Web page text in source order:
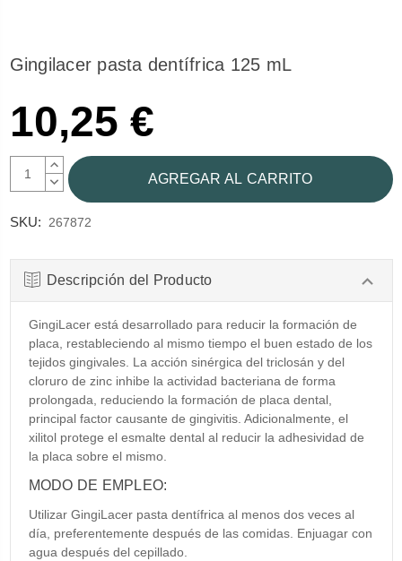
Gingilacer pasta dentífrica 125 mL
10,25 €
AUMENTAR
CANTIDAD:
DISMINUIR
CANTIDAD:
SKU: 267872
Descripción del Producto
GingiLacer está desarrollado para reducir la formación de
placa, restableciendo al mismo tiempo el buen estado de los
tejidos gingivales. La acción sinérgica del triclosán y del
cloruro de zinc inhibe la actividad bacteriana de forma
prolongada, reduciendo la formación de placa dental,
principal factor causante de gingivitis. Adicionalmente, el
xilitol protege el esmalte dental al reducir la adhesividad de
la placa sobre el mismo.
MODO DE EMPLEO:
Utilizar GingiLacer pasta dentífrica al menos dos veces al
día, preferentemente después de las comidas. Enjuagar con
agua después del cepillado.